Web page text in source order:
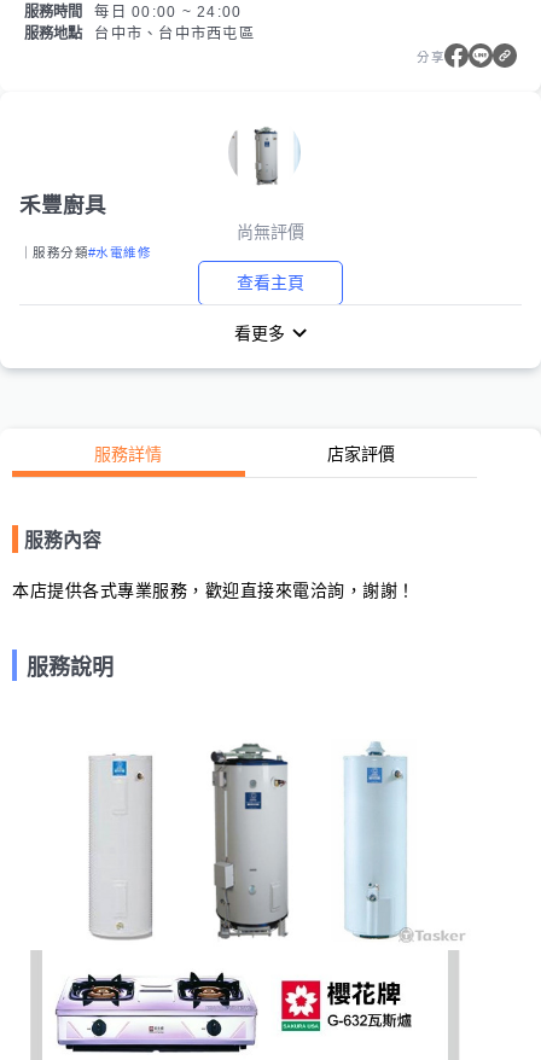
服務時間
每日 00:00 ~ 24:00
服務地點
台中市、台中市西屯區
分享
禾豐廚具
尚無評價
｜服務分類#水電維修
查看主頁
看更多
服務詳情 店家評價
服務內容
本店提供各式專業服務，歡迎直接來電洽詢，謝謝！
服務說明